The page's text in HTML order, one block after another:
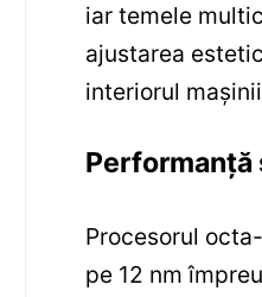
iar temele
ajustarea
interiorul
Performanță
Procesorul
pe 12 nm